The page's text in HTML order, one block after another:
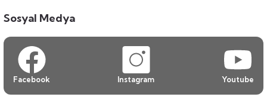
Sosyal Medya
Facebook Instagram Youtube